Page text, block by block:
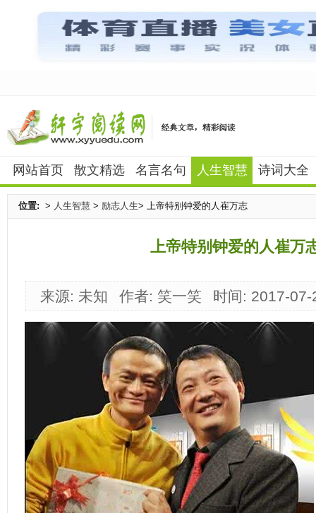
网站首页 散文精选 名言名句 人生智慧 诗词大全
位置: > 人生智慧 > 励志人生> 上帝特别钟爱的人崔万志
上帝特别钟爱的人崔万
来源: 未知 作者: 笑一笑 时间: 2017-07-